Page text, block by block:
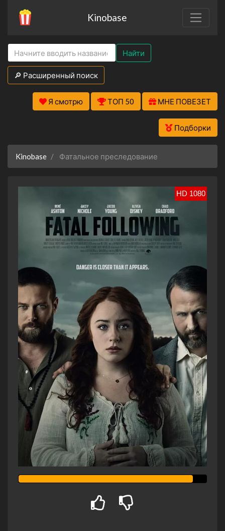
Kinobase
Найти
🔎 Расширенный поиск
Я смотрю ТОП 50 МНЕ ПОВЕЗЕТ
Подборки
Kinobase Фатальное преследование
HD 1080